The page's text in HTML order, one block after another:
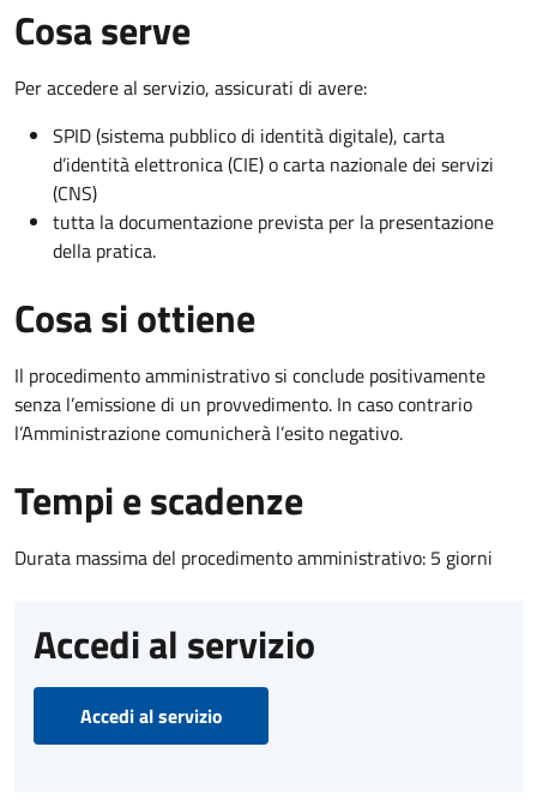
Cosa serve
Per accedere al servizio, assicurati di avere:
SPID (sistema pubblico di identità digitale), carta
d’identità elettronica (CIE) o carta nazionale dei servizi
(CNS)
tutta la documentazione prevista per la presentazione
della pratica.
Cosa si ottiene
Il procedimento amministrativo si conclude positivamente
senza l’emissione di un provvedimento. In caso contrario
l’Amministrazione comunicherà l’esito negativo.
Tempi e scadenze
Durata massima del procedimento amministrativo: 5 giorni
Accedi al servizio
Accedi al servizio